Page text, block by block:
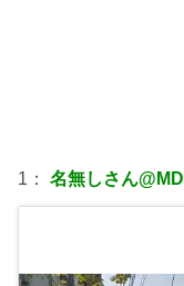
1： 名無しさん@MD